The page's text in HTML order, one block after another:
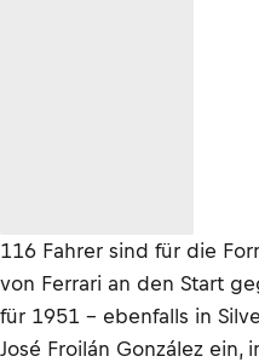
116 Fahrer sind für die
von Ferrari an den Start
für 1951 – ebenfalls in
José Froilán González ein,